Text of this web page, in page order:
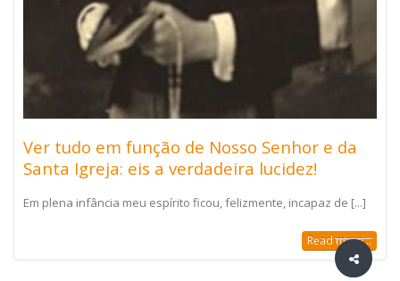
Ver tudo em função de Nosso Senhor e da
Santa Igreja: eis a verdadeira lucidez!
Em plena infância meu espírito ficou, felizmente, incapaz de [...]
Read more...